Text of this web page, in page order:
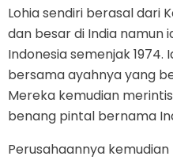
Lohia sendiri berasal dari
dan besar di India namun
Indonesia semenjak 1974.
bersama ayahnya yang
Mereka kemudian
benang pintal bernama
Perusahaannya